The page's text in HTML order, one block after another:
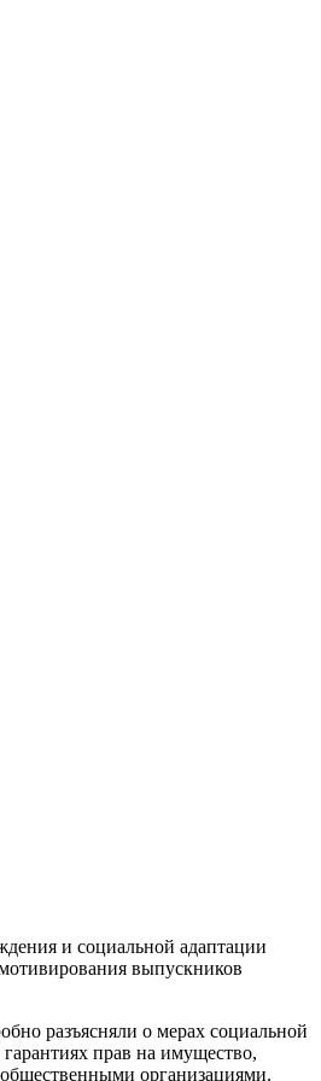
и социальной адаптации
выпускников
разъясняли о мерах социальной
прав на имущество,
организациями.